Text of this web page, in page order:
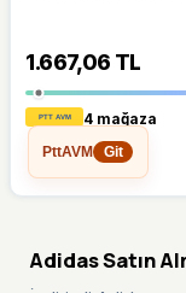
1.667,06 TL
4 mağaza
PttAVM
Git
Adidas Satın